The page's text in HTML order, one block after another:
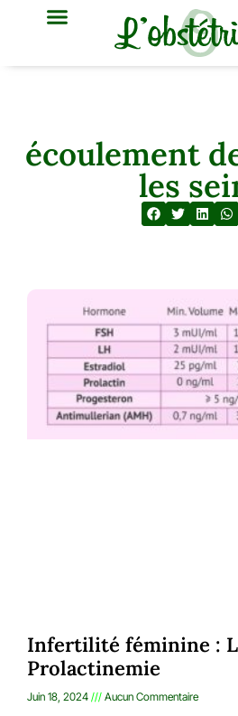
écoulement
les
Infertilité féminine :
Prolactinemie
Juin 18, 2024 Aucun Commentaire